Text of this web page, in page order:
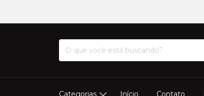
Categorias Início Contato